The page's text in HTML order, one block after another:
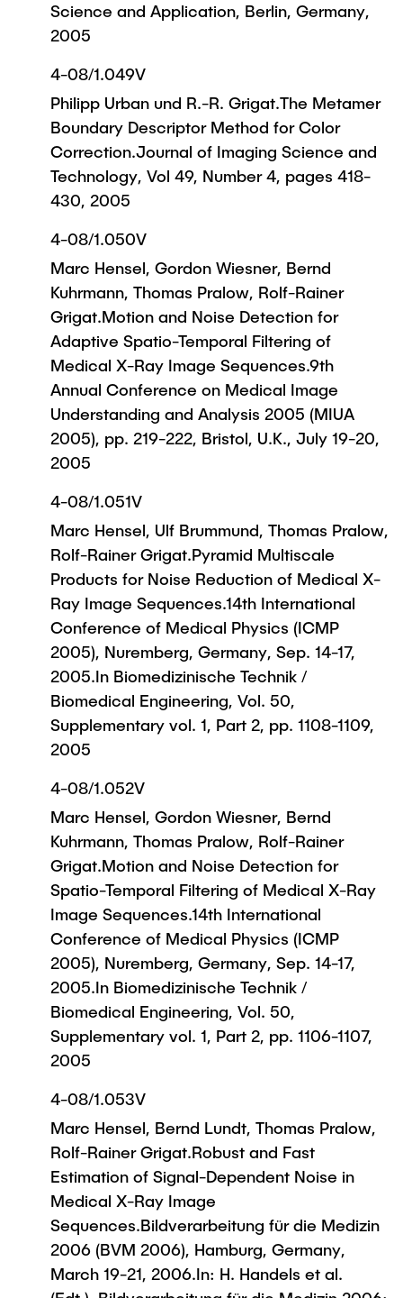
Science and Application, Berlin, Germany,
2005
4-08/1.049V
Philipp Urban und R.-R. Grigat.The Metamer
Boundary Descriptor Method for Color
Correction.Journal of Imaging Science and
Technology, Vol 49, Number 4, pages 418-
430, 2005
4-08/1.050V
Marc Hensel, Gordon Wiesner, Bernd
Kuhrmann, Thomas Pralow, Rolf-Rainer
Grigat.Motion and Noise Detection for
Adaptive Spatio-Temporal Filtering of
Medical X-Ray Image Sequences.9th
Annual Conference on Medical Image
Understanding and Analysis 2005 (MIUA
2005), pp. 219-222, Bristol, U.K., July 19-20,
2005
4-08/1.051V
Marc Hensel, Ulf Brummund, Thomas Pralow,
Rolf-Rainer Grigat.Pyramid Multiscale
Products for Noise Reduction of Medical X-
Ray Image Sequences.14th International
Conference of Medical Physics (ICMP
2005), Nuremberg, Germany, Sep. 14-17,
2005.In Biomedizinische Technik /
Biomedical Engineering, Vol. 50,
Supplementary vol. 1, Part 2, pp. 1108-1109,
2005
4-08/1.052V
Marc Hensel, Gordon Wiesner, Bernd
Kuhrmann, Thomas Pralow, Rolf-Rainer
Grigat.Motion and Noise Detection for
Spatio-Temporal Filtering of Medical X-Ray
Image Sequences.14th International
Conference of Medical Physics (ICMP
2005), Nuremberg, Germany, Sep. 14-17,
2005.In Biomedizinische Technik /
Biomedical Engineering, Vol. 50,
Supplementary vol. 1, Part 2, pp. 1106-1107,
2005
4-08/1.053V
Marc Hensel, Bernd Lundt, Thomas Pralow,
Rolf-Rainer Grigat.Robust and Fast
Estimation of Signal-Dependent Noise in
Medical X-Ray Image
Sequences.Bildverarbeitung für die Medizin
2006 (BVM 2006), Hamburg, Germany,
March 19-21, 2006.In: H. Handels et al.